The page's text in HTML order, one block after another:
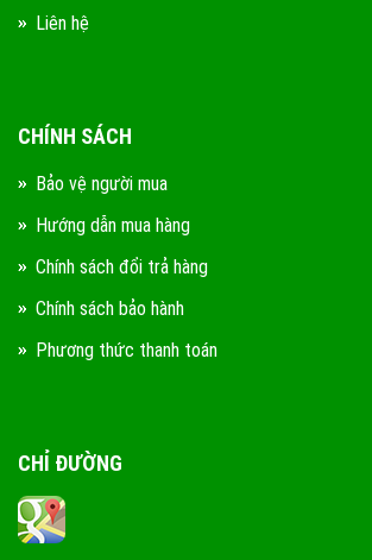
Liên hệ
CHÍNH SÁCH
Bảo vệ người mua
Hướng dẫn mua hàng
Chính sách đổi trả hàng
Chính sách bảo hành
Phương thức thanh toán
CHỈ ĐƯỜNG